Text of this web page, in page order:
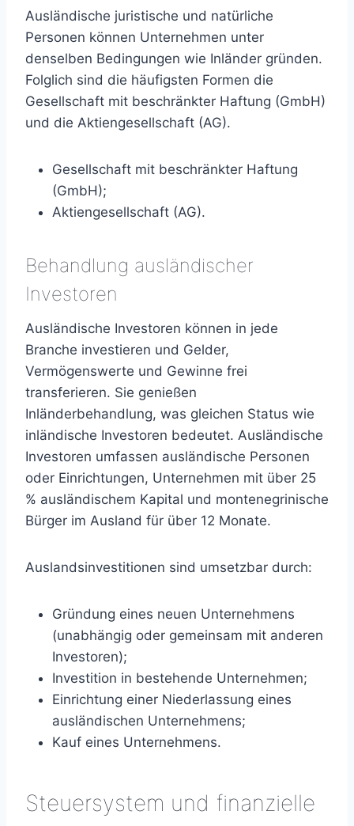
Ausländische juristische und natürliche
Personen können Unternehmen unter
denselben Bedingungen wie Inländer gründen.
Folglich sind die häufigsten Formen die
Gesellschaft mit beschränkter Haftung (GmbH)
und die Aktiengesellschaft (AG).
Gesellschaft mit beschränkter Haftung
(GmbH);
Aktiengesellschaft (AG).
Behandlung ausländischer
Investoren
Ausländische Investoren können in jede
Branche investieren und Gelder,
Vermögenswerte und Gewinne frei
transferieren. Sie genießen
Inländerbehandlung, was gleichen Status wie
inländische Investoren bedeutet. Ausländische
Investoren umfassen ausländische Personen
oder Einrichtungen, Unternehmen mit über 25
% ausländischem Kapital und montenegrinische
Bürger im Ausland für über 12 Monate.
Auslandsinvestitionen sind umsetzbar durch:
Gründung eines neuen Unternehmens
(unabhängig oder gemeinsam mit anderen
Investoren);
Investition in bestehende Unternehmen;
Einrichtung einer Niederlassung eines
ausländischen Unternehmens;
Kauf eines Unternehmens.
Steuersystem und finanzielle